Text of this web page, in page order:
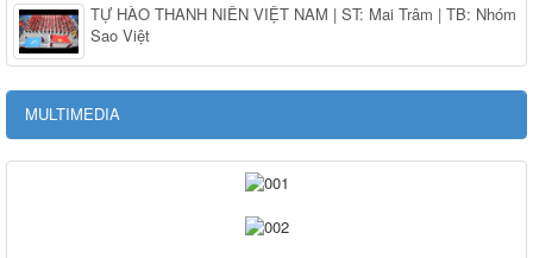
TỰ HÀO THANH NIÊN VIỆT NAM | ST: Mai Trâm | TB: Nhóm
Sao Việt
MULTIMEDIA